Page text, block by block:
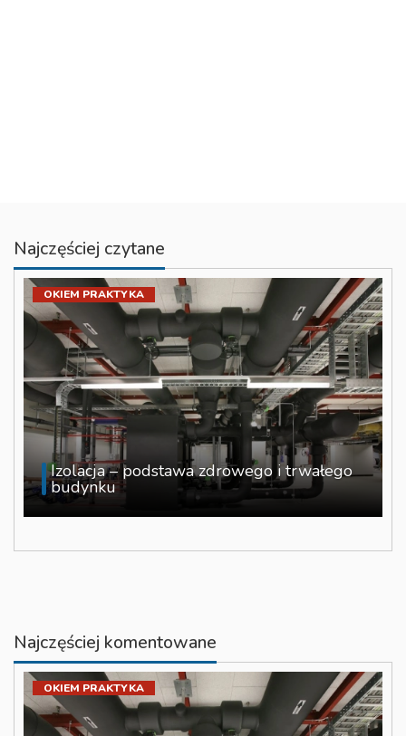
Najczęściej czytane
Izolacja – podstawa zdrowego i trwałego
budynku
OKIEM PRAKTYKA
Najczęściej komentowane
OKIEM PRAKTYKA